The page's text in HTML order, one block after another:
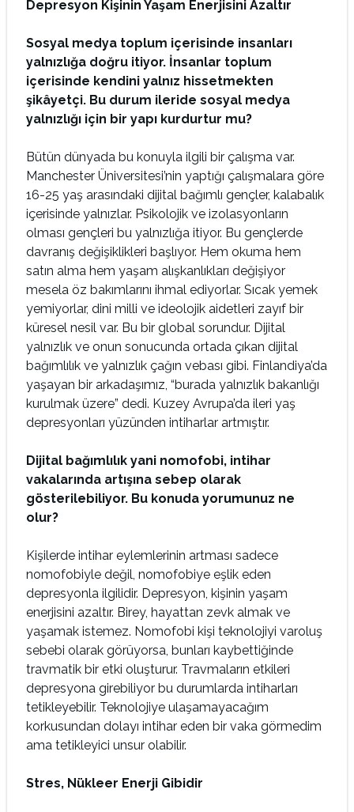
Depresyon Kişinin Yaşam Enerjisini Azaltır
Sosyal medya toplum içerisinde insanları
yalnızlığa doğru itiyor. İnsanlar toplum
içerisinde kendini yalnız hissetmekten
şikâyetçi. Bu durum ileride sosyal medya
yalnızlığı için bir yapı kurdurtur mu?
Bütün dünyada bu konuyla ilgili bir çalışma var.
Manchester Üniversitesi’nin yaptığı çalışmalara göre
16-25 yaş arasındaki dijital bağımlı gençler, kalabalık
içerisinde yalnızlar. Psikolojik ve izolasyonların
olması gençleri bu yalnızlığa itiyor. Bu gençlerde
davranış değişiklikleri başlıyor. Hem okuma hem
satın alma hem yaşam alışkanlıkları değişiyor
mesela öz bakımlarını ihmal ediyorlar. Sıcak yemek
yemiyorlar, dini milli ve ideolojik aidetleri zayıf bir
küresel nesil var. Bu bir global sorundur. Dijital
yalnızlık ve onun sonucunda ortada çıkan dijital
bağımlılık ve yalnızlık çağın vebası gibi. Finlandiya’da
yaşayan bir arkadaşımız, “burada yalnızlık bakanlığı
kurulmak üzere” dedi. Kuzey Avrupa’da ileri yaş
depresyonları yüzünden intiharlar artmıştır.
Dijital bağımlılık yani nomofobi, intihar
vakalarında artışına sebep olarak
gösterilebiliyor. Bu konuda yorumunuz ne
olur?
Kişilerde intihar eylemlerinin artması sadece
nomofobiyle değil, nomofobiye eşlik eden
depresyonla ilgilidir. Depresyon, kişinin yaşam
enerjisini azaltır. Birey, hayattan zevk almak ve
yaşamak istemez. Nomofobi kişi teknolojiyi varoluş
sebebi olarak görüyorsa, bunları kaybettiğinde
travmatik bir etki oluşturur. Travmaların etkileri
depresyona girebiliyor bu durumlarda intiharları
tetikleyebilir. Teknolojiye ulaşamayacağım
korkusundan dolayı intihar eden bir vaka görmedim
ama tetikleyici unsur olabilir.
Stres, Nükleer Enerji Gibidir